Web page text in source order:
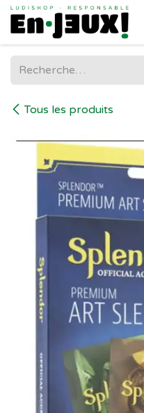
Se rendre au contenu
Tous les produits